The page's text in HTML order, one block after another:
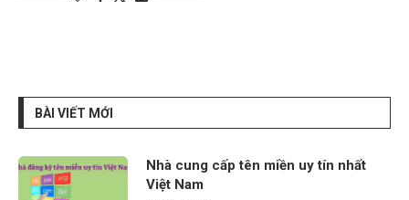
BÀI VIẾT MỚI
Nhà cung cấp tên miền uy tín nhất
Việt Nam